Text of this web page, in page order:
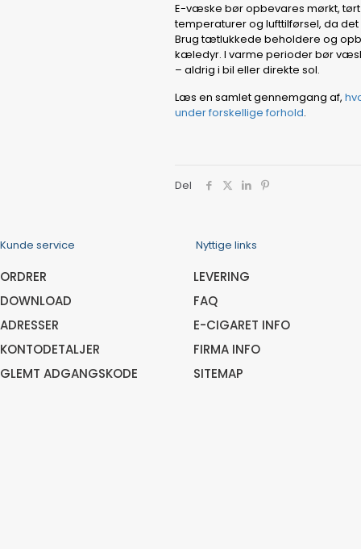
E-væske bør opbevares mørkt,
temperaturer og lufttilførsel, da
Brug tætlukkede beholdere og
kæledyr. I varme perioder bør
– aldrig i bil eller direkte sol.
Læs en samlet gennemgang af,
under forskellige forhold.
Del
Kunde service
ORDRER
DOWNLOAD
ADRESSER
KONTODETALJER
GLEMT ADGANGSKODE
Nyttige links
LEVERING
FAQ
E-CIGARET INFO
FIRMA INFO
SITEMAP